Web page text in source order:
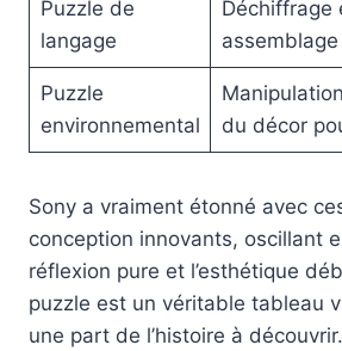
Puzzle de
langage
Déchiffrage
Puzzle
environnemental
du décor
Sony a vraiment étonné avec
conception innovants, oscillant
réflexion pure et l’esthétique
puzzle est un véritable tableau
une part de l’histoire à découvrir.